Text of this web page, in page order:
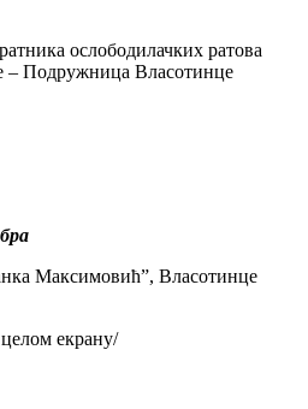
ослободилачких ратова
– Подружница Власотинце
Максимовић”, Власотинце
екрану/